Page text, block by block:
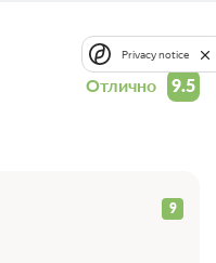
9.5
Отлично
9
Privacy notice